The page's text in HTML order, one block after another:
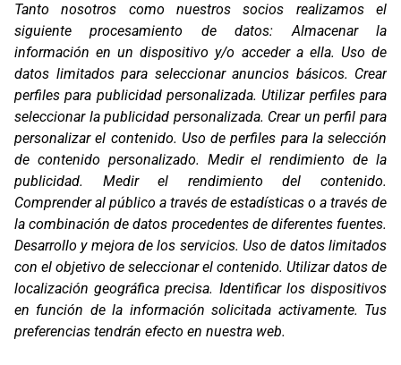
C/ Coneixement 5, 08850
Gavà (Barcelona)
Contacto
T. (+34) 93 638 38 60
Email:
corver@corver.es
Marcas
Productos
Compañía
Blog
Contacto
FAQ
Canal Ético
Zona Clientes
Síguenos
Tanto nosotros como nuestros socios realizamos el
siguiente procesamiento de datos:Almacenar la
información en un dispositivo y/o acceder a ella. Uso de
datos limitados para seleccionar anuncios básicos. Crear
perfiles para publicidad personalizada.Utilizar perfiles para
seleccionar la publicidad personalizada. Crear un perfil para
personalizar el contenido. Uso de perfiles para la selección
de contenido personalizado. Medir el rendimiento de la
publicidad. Medir el rendimiento del contenido.
Comprender al público a través de estadísticas o a través de
la combinación de datos procedentes de diferentes fuentes.
Desarrollo y mejora de los servicios.Uso de datos limitados
con el objetivo de seleccionar el contenido. Utilizar datos de
localización geográfica precisa. Identificar los dispositivos
en función de la información solicitada activamente. Tus
preferencias tendrán efecto en nuestra web.